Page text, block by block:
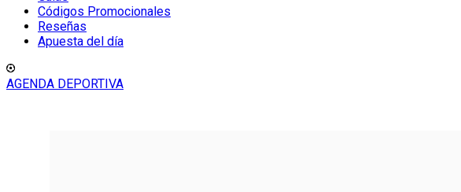
Códigos Promocionales
Reseñas
Apuesta del día
AGENDA DEPORTIVA